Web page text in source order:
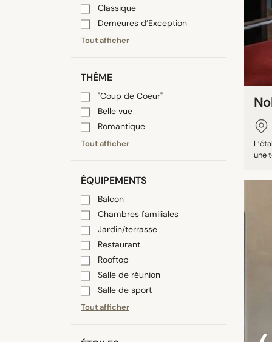
Classique
Demeures d’Exception
Tout afficher
THÈME
"Coup de Coeur"
Belle vue
Romantique
Tout afficher
ÉQUIPEMENTS
Balcon
Chambres familiales
Jardin/terrasse
Restaurant
Rooftop
Salle de réunion
Salle de sport
Tout afficher
une